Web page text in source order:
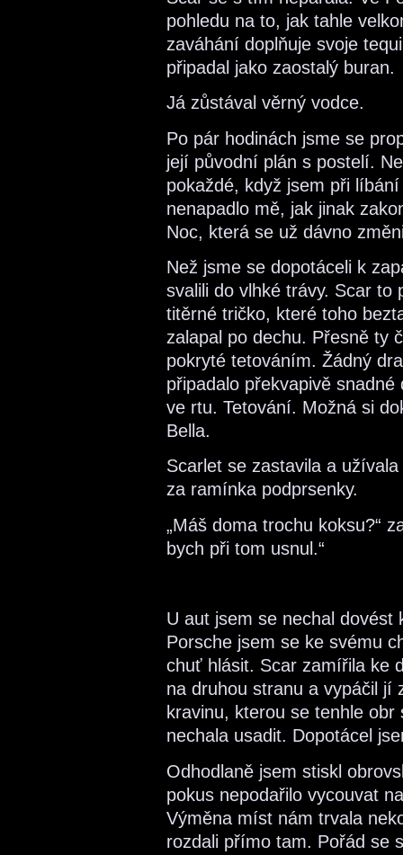
pohledu na to, jak tahle
zaváhání doplňuje svoje
připadal jako zaostalý buran.
Já zůstával věrný vodce.
Po pár hodinách jsme se
její původní plán s postelí.
pokaždé, když jsem při
nenapadlo mě, jak jinak
Noc, která se už dávno
Než jsme se dopotáceli k
svalili do vlhké trávy. Scar to
titěrné tričko, které toho
zalapal po dechu. Přesně ty
pokryté tetováním. Žádný
připadalo překvapivě
ve rtu. Tetování. Možná si
Bella.
Scarlet se zastavila a
za ramínka podprsenky.
„Máš doma trochu koksu?“
bych při tom usnul.“
U aut jsem se nechal
Porsche jsem se ke svému
chuť hlásit. Scar zamířila ke
na druhou stranu a vypáčil jí
kravinu, kterou se tenhle
nechala usadit. Dopotácel
Odhodlaně jsem stiskl
pokus nepodařilo vycouvat
Výměna míst nám trvala
rozdali přímo tam. Pořád se